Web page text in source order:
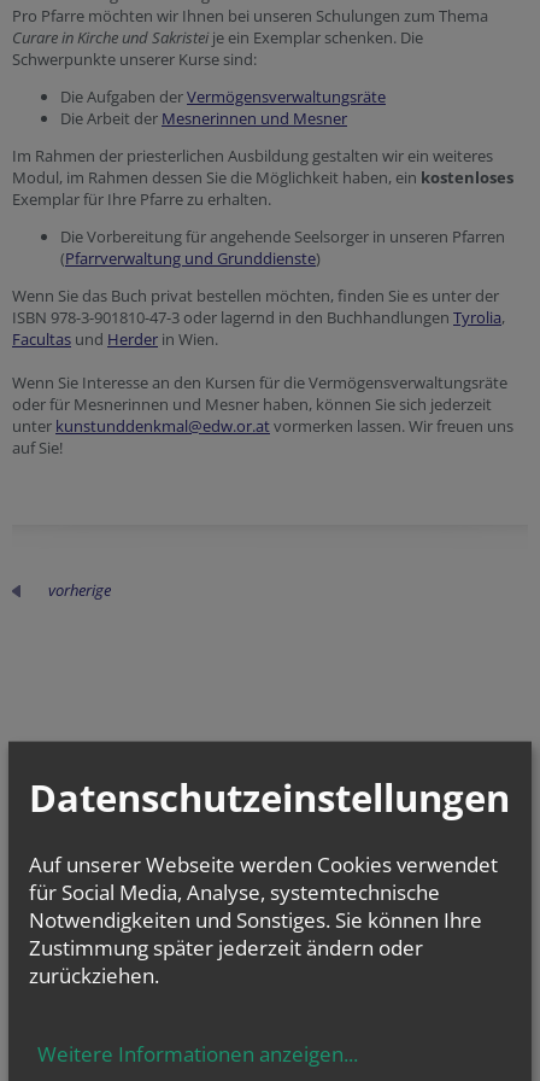
Pro Pfarre möchten wir Ihnen bei unseren Schulungen zum Thema
Curare in Kirche und Sakristei je ein Exemplar schenken. Die
Schwerpunkte unserer Kurse sind:
Die Aufgaben derVermögensverwaltungsräte
Die Arbeit der Mesnerinnen und Mesner
Im Rahmen der priesterlichen Ausbildung gestalten wir ein weiteres
Modul, im Rahmen dessen Sie die Möglichkeit haben, ein kostenloses
Exemplar für Ihre Pfarre zu erhalten.
Die Vorbereitung für angehende Seelsorger in unseren Pfarren
(Pfarrverwaltung und Grunddienste)
Wenn Sie das Buch privat bestellen möchten, finden Sie es unter der
ISBN 978-3-901810-47-3 oder lagernd in den Buchhandlungen Tyrolia,
Facultas und Herder in Wien.
Wenn Sie Interesse an den Kursen für die Vermögensverwaltungsräte
oder für Mesnerinnen und Mesner haben, können Sie sich jederzeit
unter kunstunddenkmal@edw.or.atvormerken lassen. Wir freuen uns
auf Sie!
vorherige
Datenschutzeinstellungen
Auf unserer Webseite werden Cookies verwendet
für Social Media, Analyse, systemtechnische
Notwendigkeiten und Sonstiges. Sie können Ihre
Zustimmung später jederzeit ändern oder
zurückziehen.
Weitere Informationen anzeigen...